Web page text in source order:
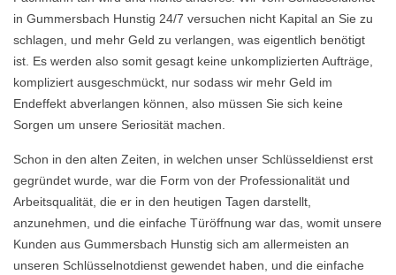
in Gummersbach Hunstig 24/7 versuchen nicht Kapital an Sie zu
schlagen, und mehr Geld zu verlangen, was eigentlich benötigt
ist. Es werden also somit gesagt keine unkomplizierten Aufträge,
kompliziert ausgeschmückt, nur sodass wir mehr Geld im
Endeffekt abverlangen können, also müssen Sie sich keine
Sorgen um unsere Seriosität machen.
Schon in den alten Zeiten, in welchen unser Schlüsseldienst erst
gegründet wurde, war die Form von der Professionalität und
Arbeitsqualität, die er in den heutigen Tagen darstellt,
anzunehmen, und die einfache Türöffnung war das, womit unsere
Kunden aus Gummersbach Hunstig sich am allermeisten an
unseren Schlüsselnotdienst gewendet haben, und die einfache